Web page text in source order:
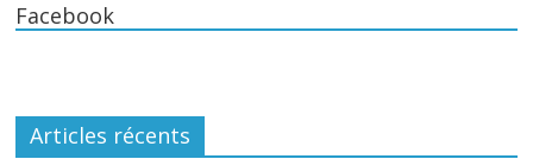
Facebook
Articles récents